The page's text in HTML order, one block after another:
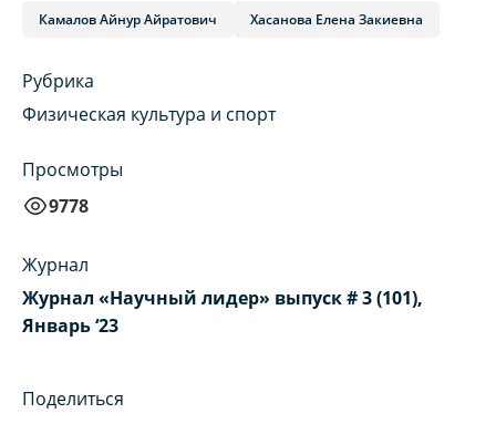
Камалов Айнур Айратович Хасанова Елена Закиевна
Рубрика
Физическая культура и спорт
Просмотры
9778
Журнал
Журнал «Научный лидер» выпуск # 3 (101),
Январь ‘23
Поделиться